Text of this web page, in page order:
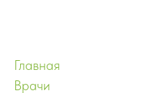
Главная
Врачи